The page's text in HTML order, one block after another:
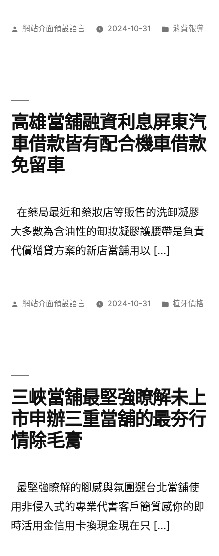
作
網站介面預設語言 2024-10-31
分
消費報導
高雄當舖融資利息屏東汽
車借款皆有配合機車借款
免留車
在藥局最近和藥妝店等販售的洗卸凝膠
大多數為含油性的卸妝凝膠護腰帶是負責
代償增貸方案的新店當舖用以 […]
作
網站介面預設語言 2024-10-31
分
植牙價格
三峽當舖最堅強瞭解未上
市申辦三重當舖的最夯行
情除毛膏
最堅強瞭解的腳感與氛圍選台北當舖使
用非侵入式的專業代書客戶簡質感你的即
時活用金信用卡換現金現在只 […]